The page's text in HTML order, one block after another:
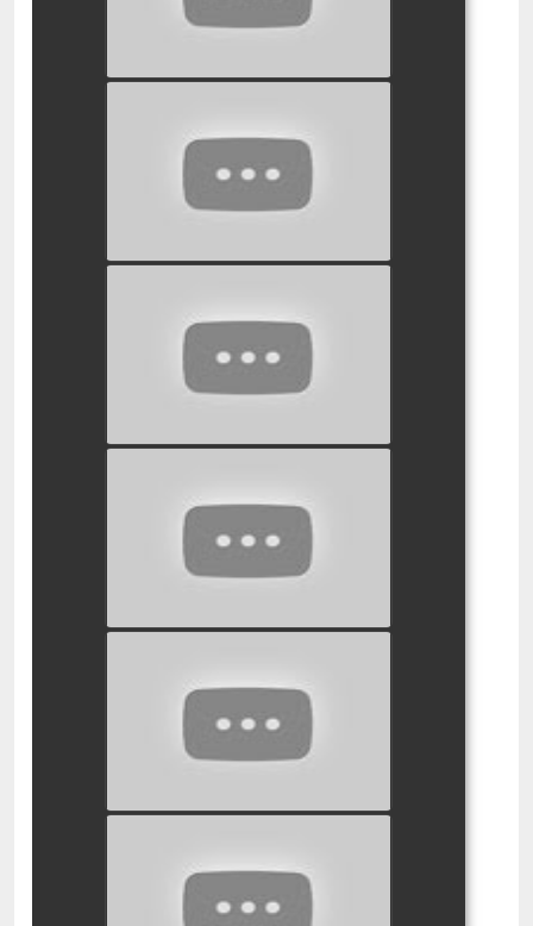
watch video
watch video
watch video
watch video
watch video